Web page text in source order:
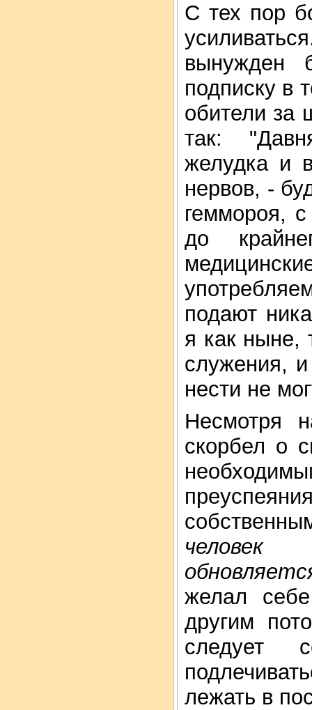
С тех пор
вынужден
подписку в
обители за
так:
желудка и
нервов, -
геммороя,
до
подают
я как ныне,
служения,
нести не
Несмотря
скорбел о
человек
желал
другим
следует
лежать в